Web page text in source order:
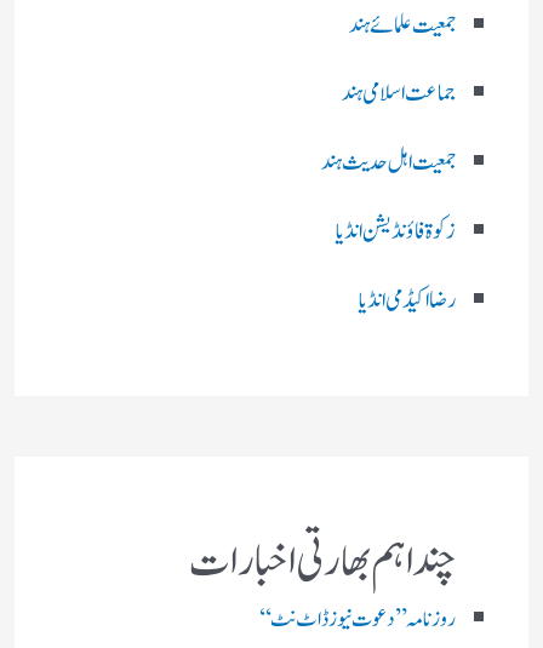
جمعیت علمائے ہند
جماعت اسلامی ہند
جمعیت اہل حدیث ہند
زکوۃ فاؤنڈیشن انڈیا
رضا اکیڈمی انڈیا
چند اہم بھارتی اخبارات
روز نامہ ’’ دعوت نیوز ڈاٹ نٹ‘‘